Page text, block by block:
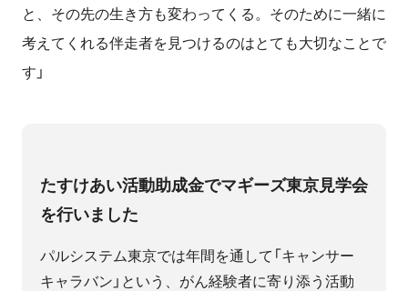
と、その先の生き方も変わってくる。そのために一緒に
考えてくれる伴走者を見つけるのはとても大切なことで
す」
たすけあい活動助成金でマギーズ東京見学会
を行いました
パルシステム東京では年間を通して「キャンサー
キャラバン」という、がん経験者に寄り添う活動